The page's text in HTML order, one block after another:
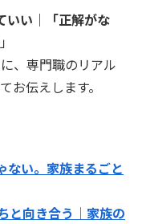
いい｜「正解がな
」
、専門職のリアル
お伝えします。
い。家族まるごと
向き合う｜家族の